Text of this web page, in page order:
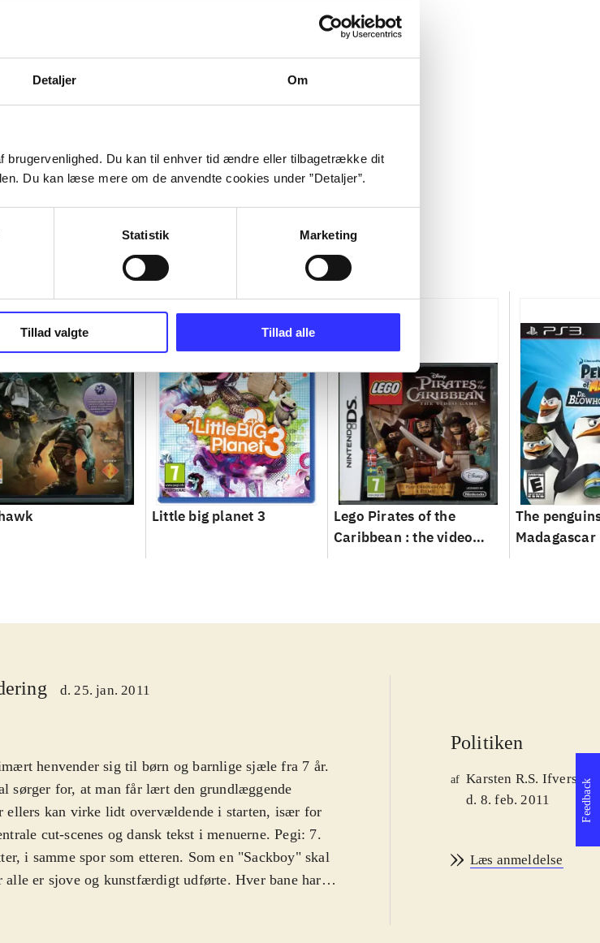
Detaljer Om
brugervenlighed. Du kan til enhver tid ændre eller tilbagetrække dit
Du kan læse mere om de anvendte cookies under ”Detaljer”.
Statistik Marketing
Tillad valgte Tillad alle
Little big planet 3
Lego Pirates of the
Caribbean : the video
The
Madagascar
d. 25. jan. 2011
henvender sig til børn og barnlige sjæle fra 7 år.
sørger for, at man får lært den grundlæggende
ellers kan virke lidt overvældende i starten, især for
cut-scenes og dansk tekst i menuerne. Pegi: 7.
i samme spor som etteren. Som en "Sackboy" skal
alle er sjove og kunstfærdigt udførte. Hver bane har
Det altoverskyggende - og sjoveste - er det
Politiken
af Karsten R.S. Ifversen
d. 8. feb. 2011
Læs anmeldelse
Feedback